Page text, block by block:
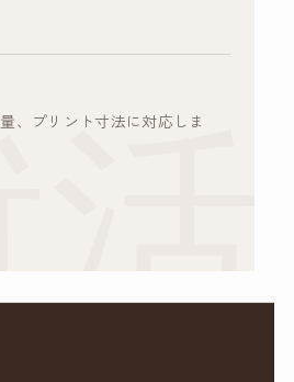
、プリント寸法に対応しま